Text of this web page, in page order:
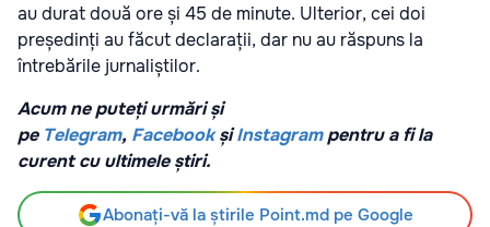
au durat două ore și 45 de minute. Ulterior, cei doi
președinți au făcut declarații, dar nu au răspuns la
întrebările jurnaliștilor.
Acum ne puteți urmări și
pe Telegram, Facebook șiInstagrampentru a fi la
curent cu ultimele știri.
Abonați-vă la știrile Point.md pe Google